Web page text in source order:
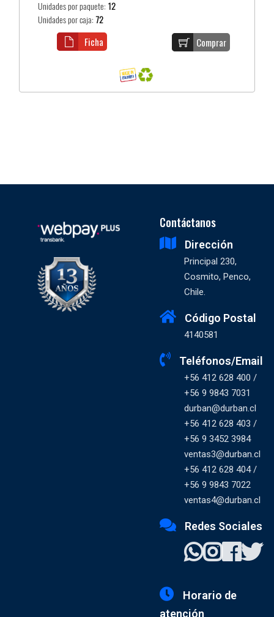
Unidades por paquete: 12
Unidades por caja:72
Comprar
Ficha
Contáctanos
Dirección
Principal 230,
Cosmito, Penco,
Chile.
Código Postal
4140581
Teléfonos/Email
+56 412 628 400 /
+56 9 9843 7031
durban@durban.cl
+56 412 628 403 /
+56 9 3452 3984
ventas3@durban.cl
+56 412 628 404 /
+56 9 9843 7022
ventas4@durban.cl
Redes Sociales
Horario de
atención